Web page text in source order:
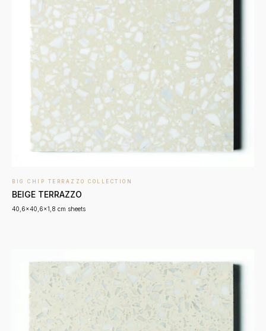
BIG CHIP TERRAZZO COLLECTION
BEIGE TERRAZZO
40,6x40,6x1,8 cm sheets